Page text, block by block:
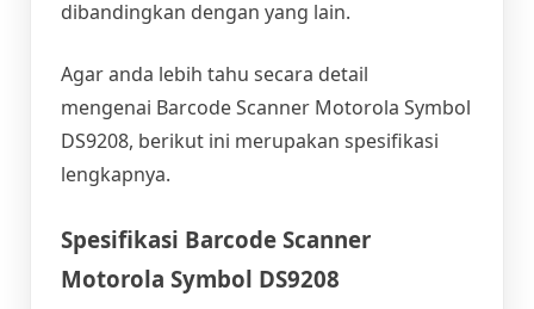
dibandingkan dengan yang lain.
Agar anda lebih tahu secara detail
mengenai Barcode Scanner Motorola Symbol
DS9208, berikut ini merupakan spesifikasi
lengkapnya.
Spesifikasi Barcode Scanner
Motorola Symbol DS9208